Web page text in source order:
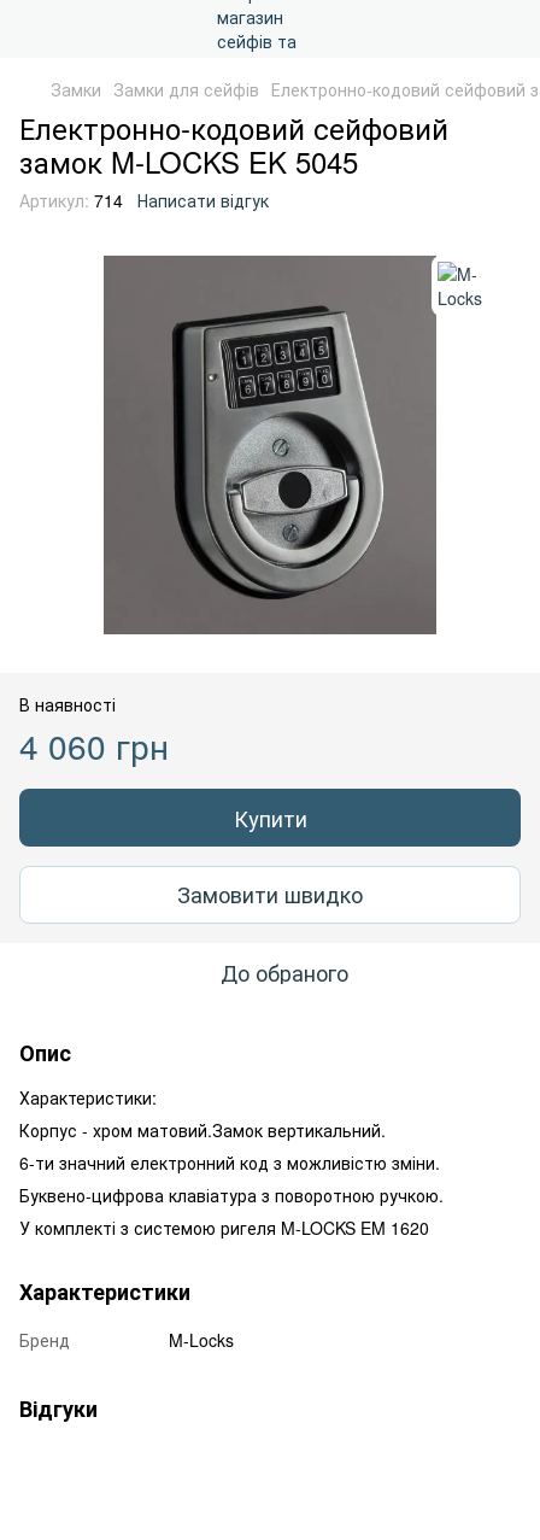
Замки Замки для сейфів Електронно-кодовий сейфовий
Електронно-кодовий сейфовий
замок M-LOCKS EK 5045
Артикул: 714 Написати відгук
В наявності
4 060 грн
Купити
Замовити швидко
До обраного
Опис
Характеристики:
Корпус - хром матовий.Замок вертикальний.
6-ти значний електронний код з можливістю зміни.
Буквено-цифрова клавіатура з поворотною ручкою.
У комплекті з системою ригеля M-LOCKS EM 1620
Характеристики
Бренд M-Locks
Відгуки